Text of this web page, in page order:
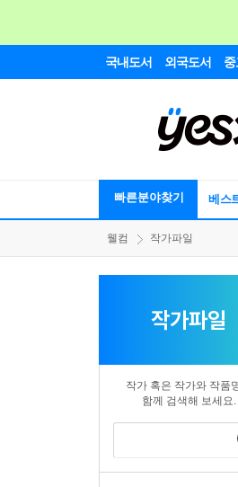
국내도서 외국도서
빠른분야찾기 베스
웰컴 작가파일
작가파일
작가 혹은 작가와 작품
함께 검색해 보세요.